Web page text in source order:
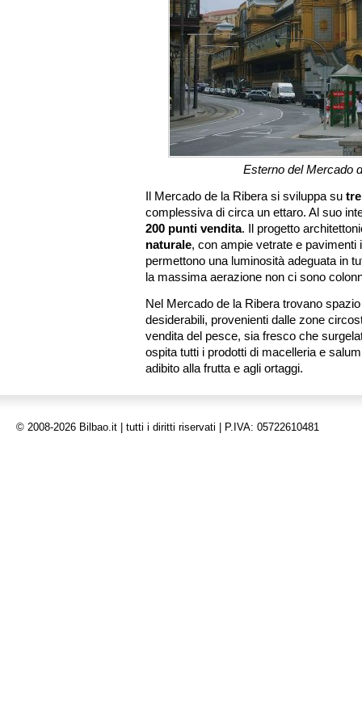
Esterno del Mercado
Il Mercado de la Ribera si sviluppa su
complessiva di circa un ettaro. Al suo
200 punti vendita. Il progetto
naturale, con ampie vetrate e pavimenti
permettono una luminosità adeguata in
la massima aerazione non ci sono
Nel Mercado de la Ribera trovano
desiderabili, provenienti dalle zone
vendita del pesce, sia fresco che
ospita tutti i prodotti di macelleria e
adibito alla frutta e agli ortaggi.
© 2008-2026 Bilbao.it | tutti i diritti riservati | P.IVA: 05722610481